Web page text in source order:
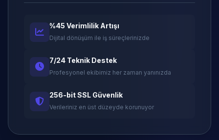
%45 Verimlilik Artışı
Dijital dönüşüm ile iş süreçlerinizde
7/24 Teknik Destek
Profesyonel ekibimiz her zaman yanınızda
256-bit SSL Güvenlik
Verileriniz en üst düzeyde korunuyor